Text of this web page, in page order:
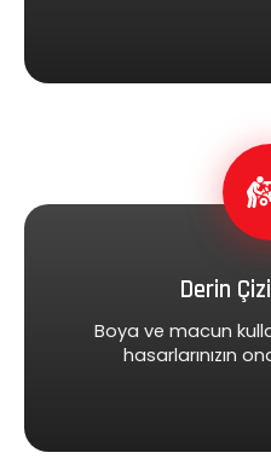
Derin
Boya ve macun
hasarlarınızın